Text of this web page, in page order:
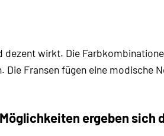
wirkt. Die
Fransen fügen eine modische
ergeben sich